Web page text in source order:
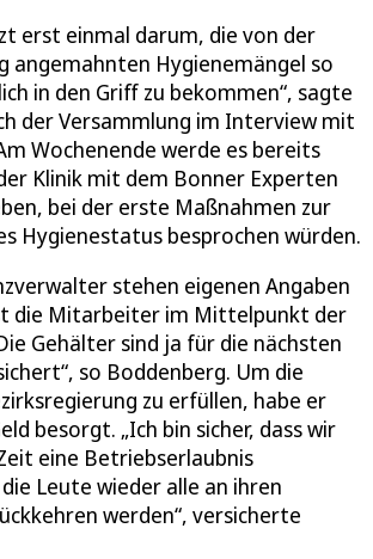
erst einmal darum, die von der
angemahnten Hygienemängel so
in den Griff zu bekommen“, sagte
der Versammlung im Interview mit
Wochenende werde es bereits
Klinik mit dem Bonner Experten
bei der erste Maßnahmen zur
Hygienestatus besprochen würden.
stehen eigenen Angaben
die Mitarbeiter im Mittelpunkt der
Gehälter sind ja für die nächsten
so Boddenberg. Um die
zu erfüllen, habe er
besorgt. „Ich bin sicher, dass wir
eine Betriebserlaubnis
Leute wieder alle an ihren
werden“, versicherte